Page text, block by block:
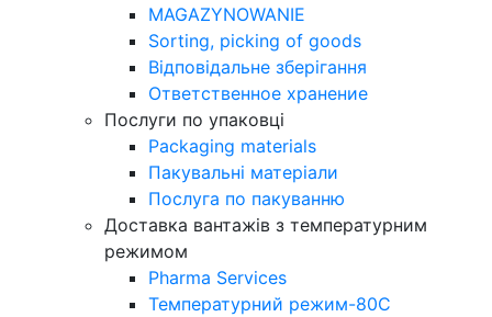
MAGAZYNOWANIE
Sorting, picking of goods
Відповідальне зберігання
Ответственное хранение
Послуги по упаковці
Packaging materials
Пакувальнi матерiали
Послуга по пакуванню
Доставка вантажів з температурним
режимом
Pharma Services
Температурний режим-80С